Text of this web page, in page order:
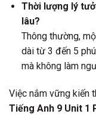
Thời lượng lý
lâu?
Thông thường,
dài từ 3 đến 5
mà không làm
Việc nắm vững kiến
Tiếng Anh 9 Unit 1